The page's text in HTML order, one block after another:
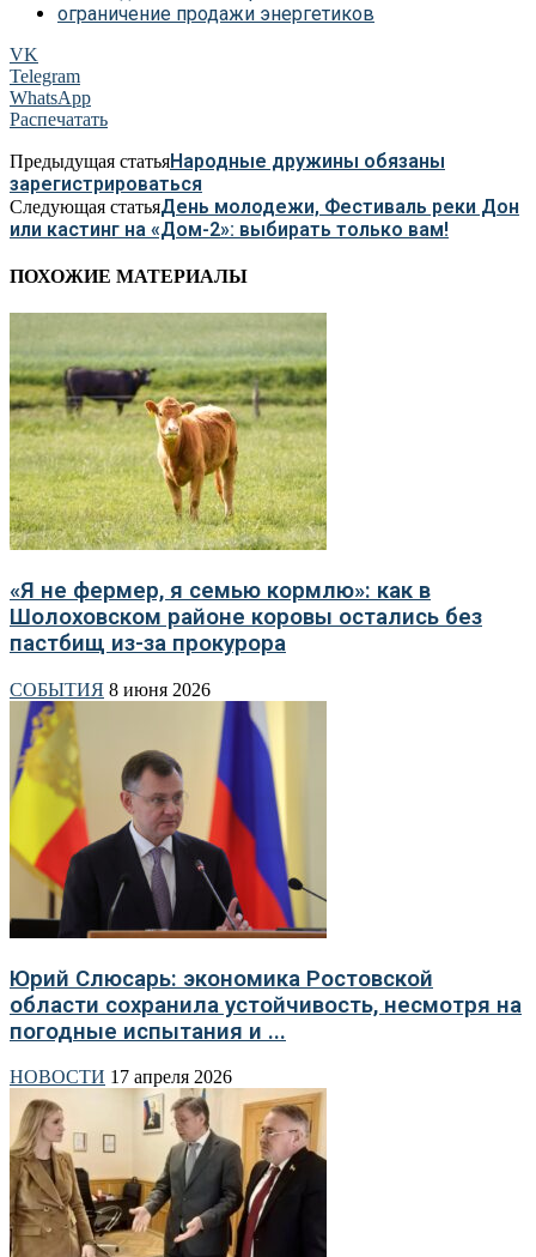
ограничение продажи энергетиков
VK
Telegram
WhatsApp
Распечатать
Предыдущая статьяНародные дружины обязаны
зарегистрироваться
Следующая статьяДень молодежи, Фестиваль реки Дон
или кастинг на «Дом-2»: выбирать только вам!
ПОХОЖИЕ МАТЕРИАЛЫ
«Я не фермер, я семью кормлю»: как в
Шолоховском районе коровы остались без
пастбищ из-за прокурора
СОБЫТИЯ 8 июня 2026
Юрий Слюсарь: экономика Ростовской
области сохранила устойчивость, несмотря на
погодные испытания и ...
НОВОСТИ 17 апреля 2026